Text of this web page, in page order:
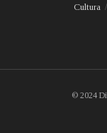
Cultura
© 2024